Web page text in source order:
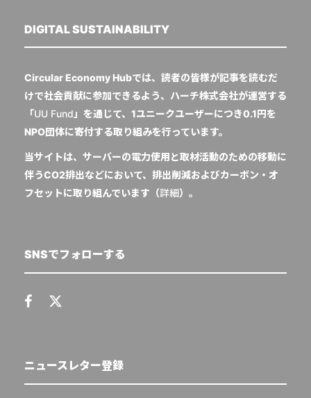
DIGITAL SUSTAINABILITY
Circular Economy Hubでは、読者の皆様が記事を読むだ
けで社会貢献に参加できるよう、ハーチ株式会社が運営する
「UU Fund 」を通じて、1ユニークユーザーにつき0.1円を
NPO団体に寄付する取り組みを行っています。
当サイトは、サーバーの電力使用と取材活動のための移動に
伴うCO2排出などにおいて、排出削減およびカーボン・オ
フセットに取り組んでいます（詳細）。
SNSでフォローする
ニュースレター登録